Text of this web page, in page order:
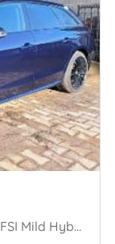
A4 Avant (B9), Combi, 2015 2.0 40 TFSI Mild Hybrid 16V